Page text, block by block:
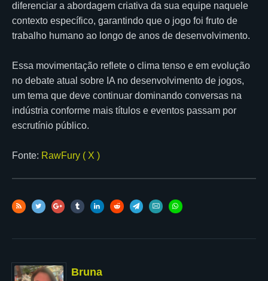
diferenciar a abordagem criativa da sua equipe naquele
contexto específico, garantindo que o jogo foi fruto de
trabalho humano ao longo de anos de desenvolvimento.
Essa movimentação reflete o clima tenso e em evolução
no debate atual sobre IA no desenvolvimento de jogos,
um tema que deve continuar dominando conversas na
indústria conforme mais títulos e eventos passam por
escrutínio público.
Fonte: RawFury ( X )
Bruna